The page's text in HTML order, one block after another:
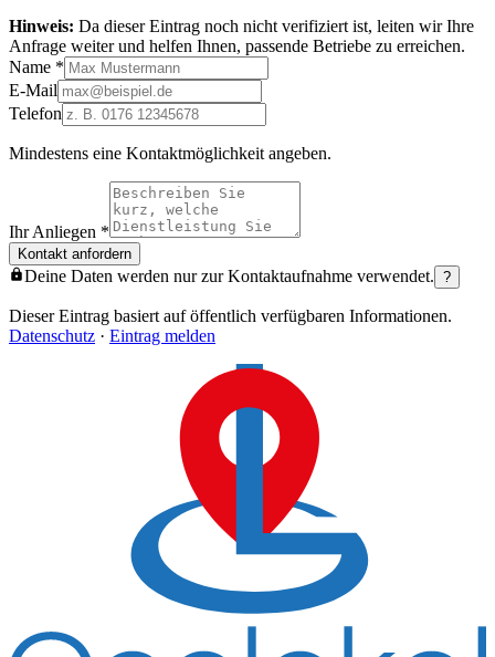
Hinweis: Da dieser Eintrag noch nicht verifiziert ist, leiten wir Ihre
Anfrage weiter und helfen Ihnen, passende Betriebe zu erreichen.
Name *
E-Mail
Telefon
Mindestens eine Kontaktmöglichkeit angeben.
Ihr Anliegen *
Kontakt anfordern
Deine Daten werden nur zur Kontaktaufnahme verwendet. ?
Dieser Eintrag basiert auf öffentlich verfügbaren Informationen.
Datenschutz · Eintrag melden